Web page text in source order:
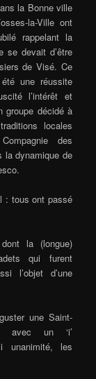
la Bonne ville
la-Ville ont
rappelant la
se devait d’être
de Visé. Ce
une réussite
l’intérêt et
groupe décidé à
locales
des
la dynamique de
: tous ont passé
la (longue)
qui furent
l’objet d’une
une Saint-
avec un ‘i’
unanimité, les